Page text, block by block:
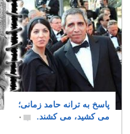
پاسخ به ترانه حامد زمانی؛
می کشید، می کشند.
۰